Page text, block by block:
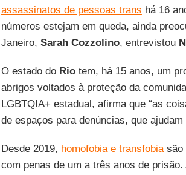
assassinatos de pessoas trans há 16
números estejam em queda, ainda
Janeiro, Sarah Cozzolino, entrevistou
O estado do Riotem, há 15 anos, um
abrigos voltados à proteção da
LGBTQIA+ estadual, afirma que “as
de espaços para denúncias, que
Desde 2019, homofobia e transfobiasão
com penas de um a três anos de prisão.